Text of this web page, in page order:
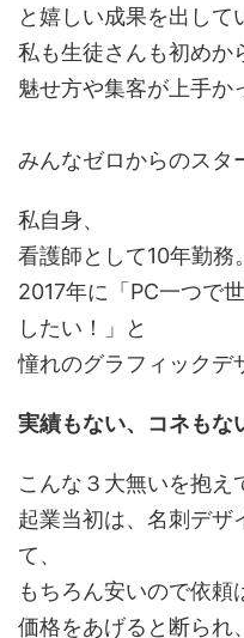
と嬉しい成果を出して
私も生徒さんも初めか
魅せ方や集客が上手か
みんなゼロからのスタ
私自身、
看護師として10年勤務。
2017年に「PC一つで
したい！」と
憧れのグラフィックデ
実績もない、コネもな
こんな３大無いを抱え
起業当初は、名刺デザ
て、
もちろん安いので依頼
価格をあげると断られ